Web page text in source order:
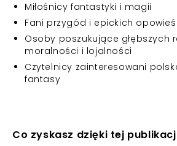
Miłośnicy fantastyki i magii
Fani przygód i epickich
Osoby poszukujące głębszych
moralności i lojalności
Czytelnicy zainteresowani
fantasy
Co zyskasz dzięki tej